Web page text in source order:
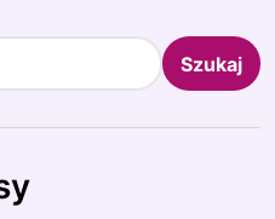
Szukaj